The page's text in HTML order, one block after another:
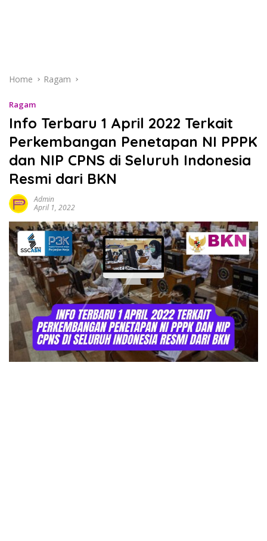
Home Ragam
Ragam
Info Terbaru 1 April 2022 Terkait
Perkembangan Penetapan NI PPPK
dan NIP CPNS di Seluruh Indonesia
Resmi dari BKN
Admin
April 1, 2022